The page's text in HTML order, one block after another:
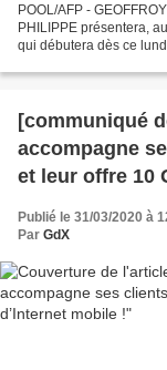
POOL/AFP -
PHILIPPE présentera,
qui débutera dès ce
[communiqué
accompagne
et leur offre 10
Publié le 31/03/2020 à
Par GdX